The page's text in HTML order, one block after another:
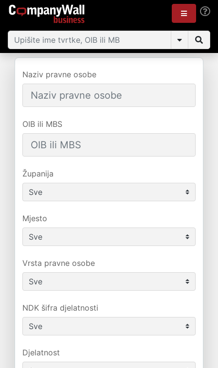
Naziv pravne osobe
OIB ili MBS
Županija
Mjesto
Vrsta pravne osobe
NDK šifra djelatnosti
Djelatnost